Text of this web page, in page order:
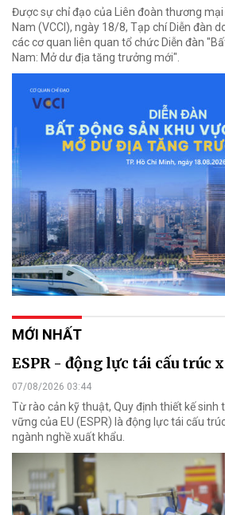
Được sự chỉ đạo của Liên đoàn thương
Nam (VCCI), ngày 18/8, Tạp chí Diễn đàn
các cơ quan liên quan tổ chức Diễn đàn
Nam: Mở dư địa tăng trưởng mới".
MỚI NHẤT
ESPR - động lực tái cấu trúc
07/08/2026 03:44
Từ rào cản kỹ thuật, Quy định thiết kế sinh
vững của EU (ESPR) là động lực tái cấu
ngành nghề xuất khẩu.